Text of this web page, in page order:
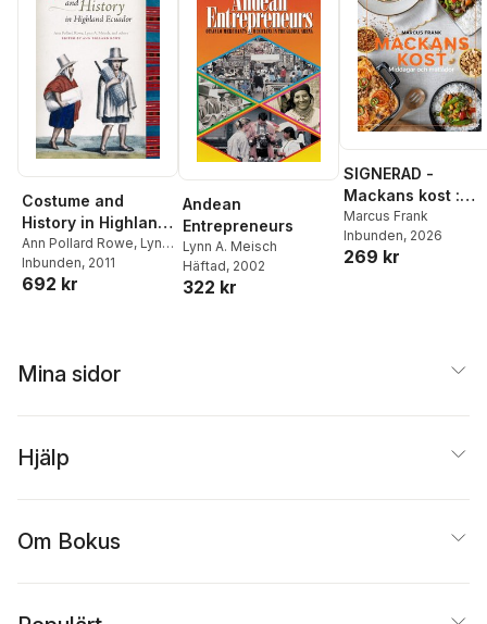
Costume and
History in Highland
Ecuador
Ann Pollard Rowe, Lynn
A. Meisch,Ann Pollard
Rowe
Inbunden, 2011
692 kr
Andean
Entrepreneurs
Lynn A. Meisch
Häftad, 2002
322 kr
SIGNERAD -
Mackans kost :
Middagar och
matlådor
Marcus Frank
Inbunden, 2026
269 kr
Mina sidor
Hjälp
Om Bokus